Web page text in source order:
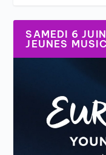
SAMEDI 6
JEUNES